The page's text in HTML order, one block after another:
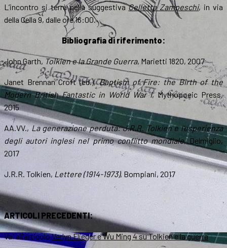
L’incontro si terrà nella suggestivaCelletta Zampeschi, in via
della Cella 9, dalle ore 16:00.
Bibliografia di riferimento:
John Garth, Tolkien e la Grande Guerra, Marietti 1820, 2007
Janet Brennan Croft (ed.),Baptism of Fire: the Birth of the
Modern British Fantastic in World War I, Mythopoeic Press,
2015
AA.VV., La generazione perduta: J.R.R. Tolkien e l’esperienza
degli autori inglesi nel primo conflitto mondiale, Delmiglio,
2017
J.R.R. Tolkien, Lettere (1914-1973), Bompiani, 2017
ARTICOLI PRECEDENTI:
Vai all’articoloVerlyn Flieger e Wu Ming 4 su Tolkien e la guerra